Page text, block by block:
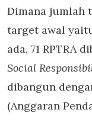
Dimana jumlah
target awal
ada, 71 RPTRA
Social
dibangun
(Anggaran